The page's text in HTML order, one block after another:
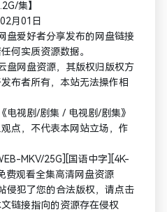
集】
月01日
盘爱好者分享发布的网盘链接
何实质资源数据。
盘网盘资源，其版权归版权方
布者所有，本站无法操作相
电视剧/剧集 / 电视剧/剧集》
点，不代表本网站立场，作
MKV/25G][国语中字][4K-
费观看全集高清网盘资源
侵犯了您的合法版权，请点击
链接指向的资源存在侵权